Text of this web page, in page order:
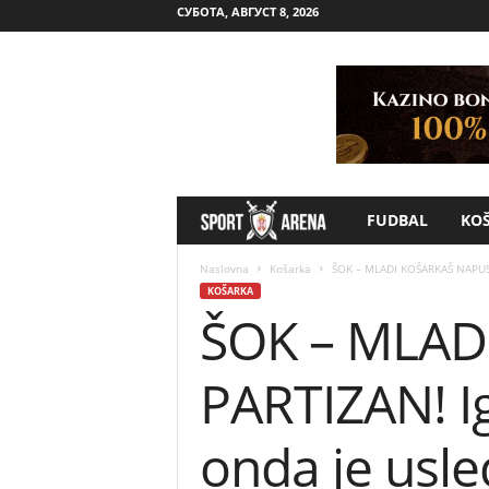
СУБОТА, АВГУСТ 8, 2026
p
r
t
A
FUDBAL
Naslovna Košarka ŠOK – MLADI KOŠARKAŠ
KOŠARKA
ŠOK –
PARTIZAN!
onda je